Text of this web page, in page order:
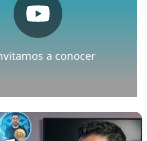
a conocer
canal de Youtube
Pulsa aquí